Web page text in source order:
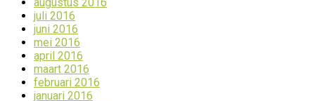
juli 2016
juni 2016
mei 2016
april 2016
maart 2016
februari 2016
januari 2016